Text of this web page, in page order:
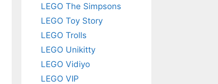
LEGO The Simpsons
LEGO Toy Story
LEGO Trolls
LEGO Unikitty
LEGO Vidiyo
LEGO VIP